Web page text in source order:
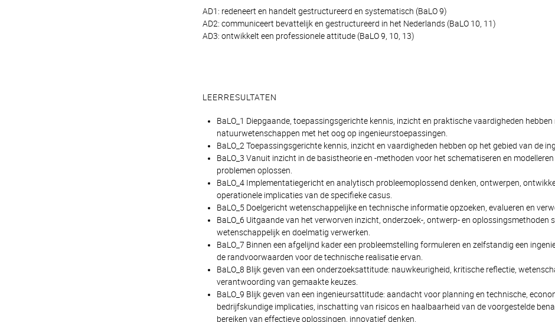
AD1: redeneert en handelt gestructureerd en systematisch (BaLO 9)
AD2: communiceert bevattelijk en gestructureerd in het Nederlands (BaLO 10, 11)
AD3: ontwikkelt een professionele attitude (BaLO 9, 10, 13)
LEERRESULTATEN
BaLO_1 Diepgaande, toepassingsgerichte kennis, inzicht en praktische vaardigheden
natuurwetenschappen met het oog op ingenieurstoepassingen.
BaLO_2 Toepassingsgerichte kennis, inzicht en vaardigheden hebben op het gebied van de
BaLO_3 Vanuit inzicht in de basistheorie en -methoden voor het schematiseren en
problemen oplossen.
BaLO_4 Implementatiegericht en analytisch probleemoplossend denken, ontwerpen,
operationele implicaties van de specifieke casus.
BaLO_5 Doelgericht wetenschappelijke en technische informatie opzoeken, evalueren en
BaLO_6 Uitgaande van het verworven inzicht, onderzoek-, ontwerp- en
wetenschappelijk en doelmatig verwerken.
BaLO_7 Binnen een afgelijnd kader een probleemstelling formuleren en zelfstandig een
de randvoorwaarden voor de technische realisatie ervan.
BaLO_8 Blijk geven van een onderzoeksattitude: nauwkeurigheid, kritische reflectie,
verantwoording van gemaakte keuzes.
BaLO_9 Blijk geven van een ingenieursattitude: aandacht voor planning en technische,
bedrijfskundige implicaties, inschatting van risicos en haalbaarheid van de voorgestelde
bereiken van effectieve oplossingen, innovatief denken.